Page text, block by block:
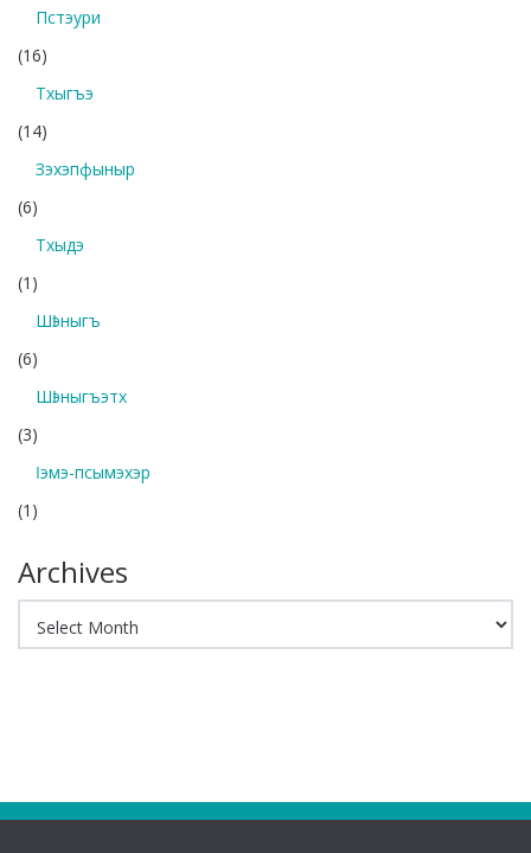
Пстэури
(16)
Тхыгъэ
(14)
Зэхэпфыныр
(6)
Тхыдэ
(1)
Шӏэныгъ
(6)
Шӏэныгъэтх
(3)
Ӏэмэ-псымэхэр
(1)
Archives